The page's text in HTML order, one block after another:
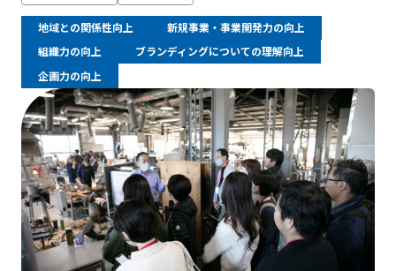
地域との関係性向上
新規事業・事業開発力の向上
組織力の向上
ブランディングについての理解向上
企画力の向上